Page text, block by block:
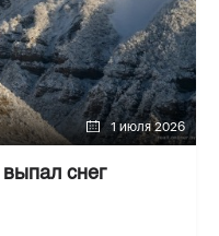
1 июля 2026
снег